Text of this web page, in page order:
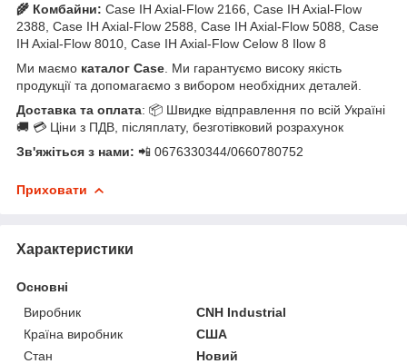
🌾 Комбайни: Case IH Axial-Flow 2166, Case IH Axial-Flow
2388, Case IH Axial-Flow 2588, Case IH Axial-Flow 5088, Case
IH Axial-Flow 8010, Case IH Axial-Flow Celow 8 Ilow 8
Ми маємо каталог Case . Ми гарантуємо високу якість
продукції та допомагаємо з вибором необхідних деталей.
Доставка та оплата: 📦 Швидке відправлення по всій Україні
🚚 💳 Ціни з ПДВ, післяплату, безготівковий розрахунок
Зв'яжіться з нами: 📲 0676330344/0660780752
Приховати
Характеристики
Основні
Виробник
CNH Industrial
Країна виробник
США
Стан
Новий